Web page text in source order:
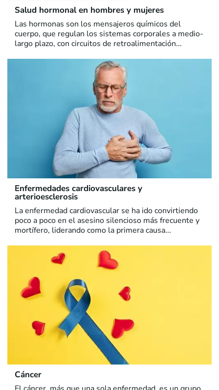
Salud hormonal en hombres y mujeres
Las hormonas son los mensajeros químicos del
cuerpo, que regulan los sistemas corporales a medio-
largo plazo, con circuitos de retroalimentación...
Enfermedades cardiovasculares y
arterioesclerosis
La enfermedad cardiovascular se ha ido convirtiendo
poco a poco en el asesino silencioso más frecuente y
mortífero, liderando como la primera causa...
Cáncer